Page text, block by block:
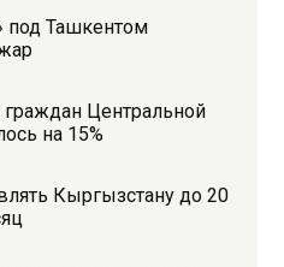
под Ташкентом
Центральной
на 15%
Кыргызстану до 20